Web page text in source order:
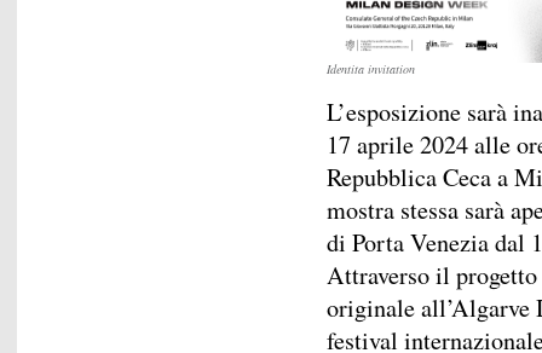
Identita invitation
L’esposizione sarà
17 aprile 2024 alle
Repubblica Ceca a
mostra stessa sarà
di Porta Venezia dal
Attraverso il progetto
originale all’Algarve
festival